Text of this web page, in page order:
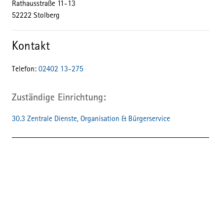
Rathausstraße 11-13
52222 Stolberg
Kontakt
Telefon: 02402 13-275
Zuständige Einrichtung
30.3 Zentrale Dienste, Organisation & Bürgerservice